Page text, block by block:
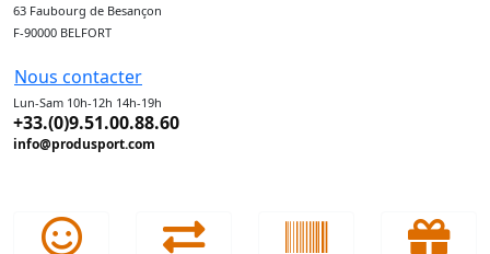
63 Faubourg de Besançon
F-90000 BELFORT
Nous contacter
Lun-Sam 10h-12h 14h-19h
+33.(0)9.51.00.88.60
info@produsport.com